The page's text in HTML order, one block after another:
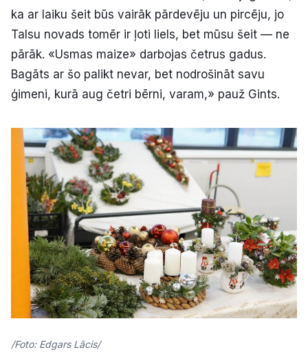
ka ar laiku šeit būs vairāk pārdevēju un pircēju, jo
Talsu novads tomēr ir ļoti liels, bet mūsu šeit — ne
pārāk. «Usmas maize» darbojas četrus gadus.
Bagāts ar šo palikt nevar, bet nodrošināt savu
ģimeni, kurā aug četri bērni, varam,» pauž Gints.
/Foto: Edgars Lācis/